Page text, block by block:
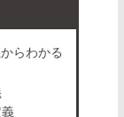
らわかる